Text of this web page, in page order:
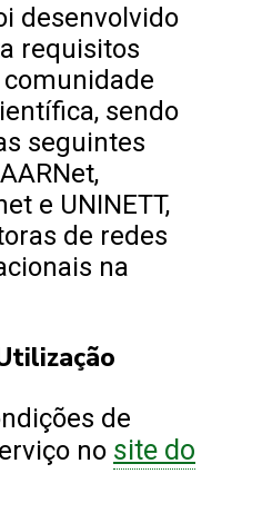
desenvolvido
requisitos
sendo
seguintes
e UNINETT,
de redes
na
de
no site do